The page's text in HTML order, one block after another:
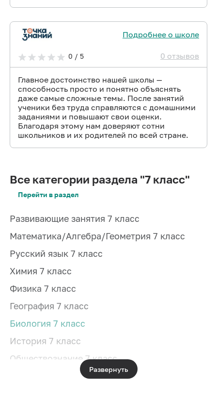
Подробнее о школе
0 / 5 0 отзывов
Главное достоинство нашей школы —
способность просто и понятно объяснять
даже самые сложные темы. После занятий
ученики без труда справляются с домашними
заданиями и повышают свои оценки.
Благодаря этому нам доверяют сотни
школьников и их родителей по всей стране.
Все категории раздела "7 класс"
Перейти в раздел
Развивающие занятия 7 класс
Математика/Алгебра/Геометрия 7 класс
Русский язык 7 класс
Химия 7 класс
Физика 7 класс
География 7 класс
Биология 7 класс
История 7 класс
Обществознание 7 класс
Информатика 7 класс
Развернуть